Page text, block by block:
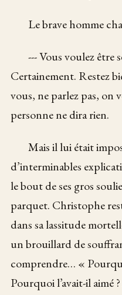
Le brave homme
--- Vous voulez être
Certainement. Restez
vous, ne parlez pas, on
personne ne dira rien.
Mais il lui était
d’interminables
le bout de ses gros
parquet. Christophe
dans sa lassitude
un brouillard de
comprendre… «
Pourquoi l’avait-il aimé